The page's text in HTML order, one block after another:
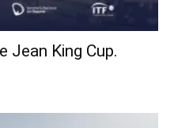
Jean King Cup.